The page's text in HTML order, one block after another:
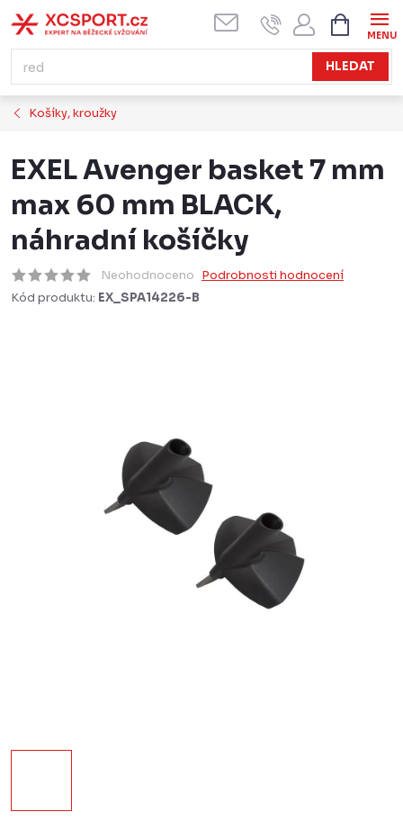
na
obsah
HLEDAT
KOŠÍK
Košíky, kroužky
EXEL Avenger basket 7 mm
max 60 mm BLACK,
náhradní košíčky
Neohodnoceno Podrobnosti hodnocení
Kód produktu: EX_SPA14226-B